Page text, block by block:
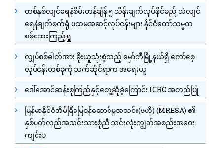
တစ်နှစ်လျင်ရေနံစိမ်းတန်ချိန် ၅ သိန်းချက်လုပ်နိုင်မည့် သံလျင်
ရေနံချက်စက်ရုံ ပထမအဆင့်လုပ်ငန်းများ နိုင်ငံတော်သမ္မတ
စစ်ဆေးကြည့်ရှု
လျှပ်စစ်ဓါတ်အား ခိုးယူသုံးစွဲသည့် မှော်ဘီမြို့နယ်ရှိ ကော်စေ့
လုပ်ငန်းတစ်ခုကို သက်ဆိုင်ရာက အရေးယူ
ဒေါ်အောင်ဆန်းစုကြည်နှင့်တွေ့ဆုံခဲ့ကြောင်း ICRC အတည်ပြု
မြန်မာနိုင်ငံအိမ်ခြံမြေဝန်ဆောင်မှုအသင်း(ဗဟို) (MRESA) ၏
နှစ်ပတ်လည်အသင်းသားစုံညီ သင်းလုံးကျွတ်အစည်းအဝေး
ကျင်းပ